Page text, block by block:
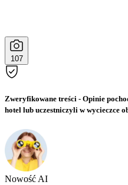
107
Zweryfikowane treści - Opinie
hotel lub uczestniczyli w wycieczce
Nowość AI